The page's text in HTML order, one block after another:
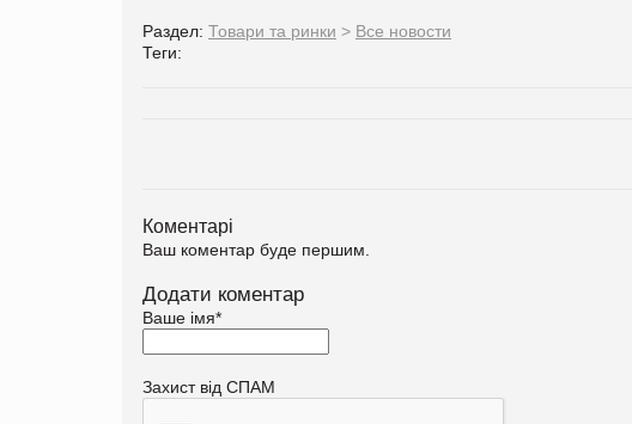
Раздел: Товари та ринки > Все новости
Теги:
Коментарі
Ваш коментар буде першим.
Додати коментар
Ваше імя*
Захист від СПАМ